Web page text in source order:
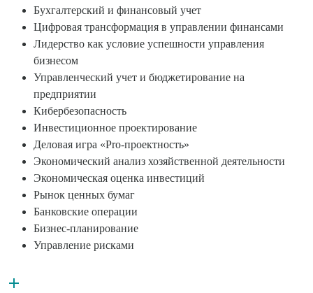
Бухгалтерский и финансовый учет
Цифровая трансформация в управлении финансами
Лидерство как условие успешности управления
бизнесом
Управленческий учет и бюджетирование на
предприятии
Кибербезопасность
Инвестиционное проектирование
Деловая игра «Pro-проектность»
Экономический анализ хозяйственной деятельности
Экономическая оценка инвестиций
Рынок ценных бумаг
Банковские операции
Бизнес-планирование
Управление рисками